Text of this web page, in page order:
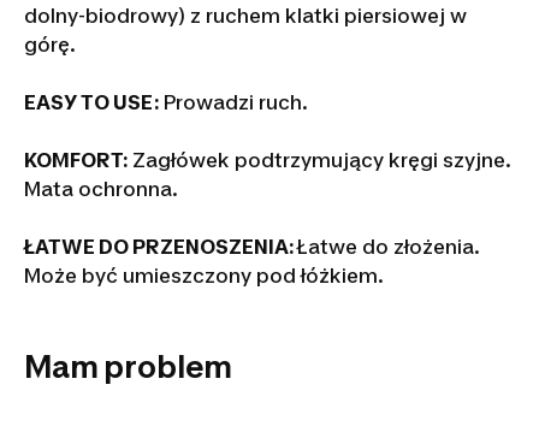
dolny-biodrowy) z ruchem klatki piersiowej w
górę.
EASY TO USE: Prowadzi ruch.
KOMFORT: Zagłówek podtrzymujący kręgi szyjne.
Mata ochronna.
ŁATWE DO PRZENOSZENIA:Łatwe do złożenia.
Może być umieszczony pod łóżkiem.
Mam problem